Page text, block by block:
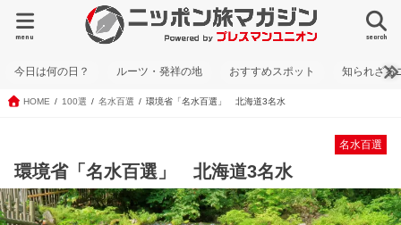
search
menu
今日は何の日？ ルーツ・発祥の地 おすすめスポット 知られざる
HOME 100選 名水百選 環境省「名水百選」 北海道3名水
名水百選
環境省「名水百選」 北海道3名水